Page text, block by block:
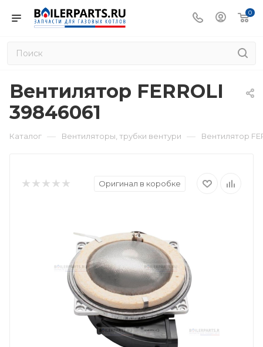
0
Вентилятор FERROLI
39846061
Каталог — Вентиляторы, трубки вентури — Вентилятор
Оригинал в коробке